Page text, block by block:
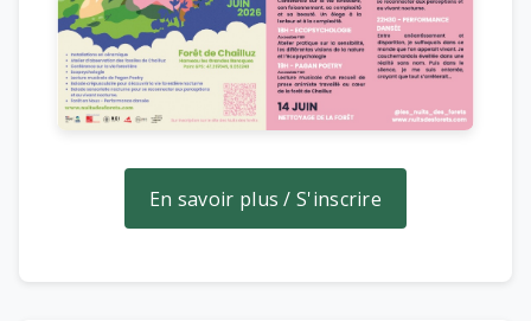
En savoir plus / S'inscrire